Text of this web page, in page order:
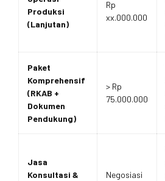
Produksi
(Lanjutan)
Rp
xx.000.000
Paket
Komprehensif
(RKAB +
Dokumen
Pendukung)
> Rp
75.000.000
Jasa
Konsultasi &
Negosiasi